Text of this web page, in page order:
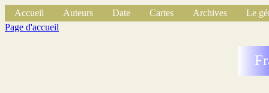
Accueil Auteurs Date Cartes Archives
Le
Page d'accueil